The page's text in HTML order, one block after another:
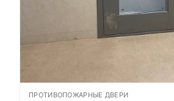
ПРОТИВОПОЖАРНЫЕ ДВЕРИ